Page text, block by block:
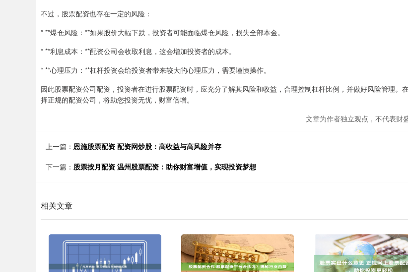
不过，股票配资也存在一定的风险：
* **爆仓风险：**如果股价大幅下跌，投资者可能面临爆仓风险，损失全部本金。
* **利息成本：**配资公司会收取利息，这会增加投资者的成本。
* **心理压力：**杠杆投资会给投资者带来较大的心理压力，需要谨慎操作。
因此股票配资公司配资，投资者在进行股票配资时，应充分了解其风险和收益，合理控制杠杆比例，并做好风险管理。
择正规的配资公司，将助您投资无忧，财富倍增。
文章为作者独立观点，不代表财
上一篇： 恩施股票配资 配资网炒股：高收益与高风险并存
下一篇： 股票按月配资 温州股票配资：助你财富增值，实现投资梦想
相关文章